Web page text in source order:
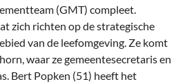
(GMT) compleet.
zich richten op de strategische
van de leefomgeving. Ze komt
waar ze gemeentesecretaris en
Bert Popken (51) heeft het